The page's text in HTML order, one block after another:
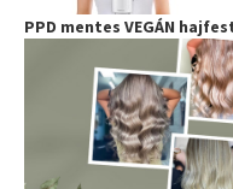
PPD mentes VEGÁN